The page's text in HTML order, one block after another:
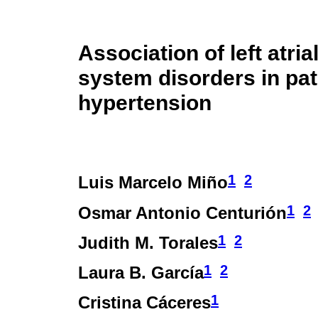
Association of left
system disorders in
hypertension
Luis Marcelo Miño1 2
Osmar Antonio Centurión1 2
Judith M. Torales1 2
Laura B. García1 2
Cristina Cáceres1